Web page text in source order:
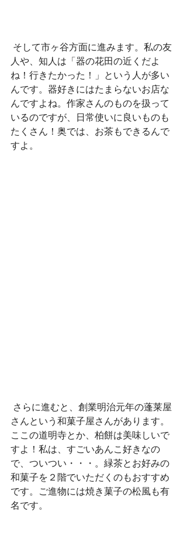
人や、知人は「器の花田の近くだよ
ね！行きたかった！」という人が多い
んです。器好きにはたまらないお店な
んですよね。作家さんのものを扱って
いるのですが、日常使いに良いものも
たくさん！奥では、お茶もできるんで
すよ。
さんという和菓子屋さんがあります。
ここの道明寺とか、柏餅は美味しいで
すよ！私は、すごいあんこ好きなの
で、ついつい・・・。緑茶とお好みの
和菓子を２階でいただくのもおすすめ
です。ご進物には焼き菓子の松風も有
名です。